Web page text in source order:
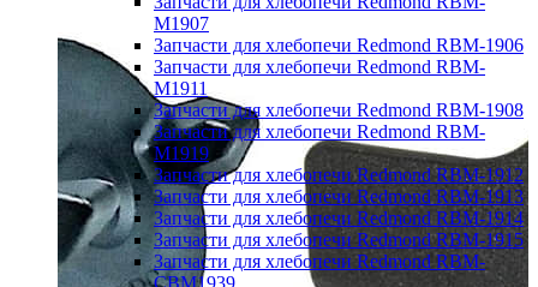
M1907
Запчасти для хлебопечи Redmond RBM-1906
Запчасти для хлебопечи Redmond RBM-
M1911
Запчасти для хлебопечи Redmond RBM-1908
Запчасти для хлебопечи Redmond RBM-
M1919
Запчасти для хлебопечи Redmond RBM-1912
Запчасти для хлебопечи Redmond RBM-1913
Запчасти для хлебопечи Redmond RBM-1914
Запчасти для хлебопечи Redmond RBM-1915
Запчасти для хлебопечи Redmond RBM-
CBM1939